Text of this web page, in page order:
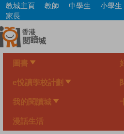
Skip
main
content
教城主頁 教師 中學生
小學生
家長
圖書
e悅讀學校計劃
我的閱讀城
漫話生活